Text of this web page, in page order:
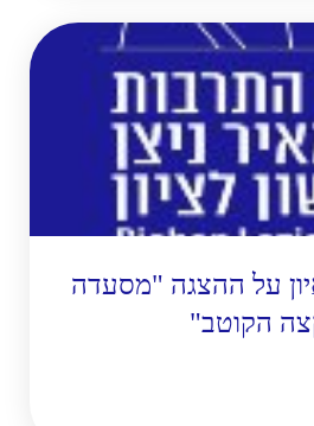
על ההצגה "מסעדה
הקוטב"